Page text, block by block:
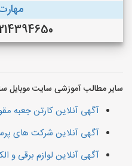
09214394650
سایر مطالب آموزشی سایت موبایل
آگهی آنلاین کارتن جعبه
آگهی آنلاین شرکت های
آگهی آنلاین لوازم برقی و